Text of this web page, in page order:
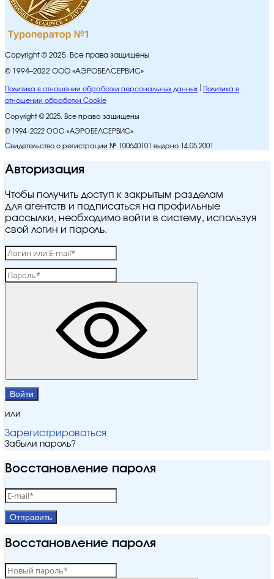
Copyright © 2025. Все права защищены
© 1994–2022 ООО «АЭРОБЕЛСЕРВИС»
Политика в отношении обработки персональных данных
Политика в
отношении обработки Cookie
Copyright © 2025. Все права защищены
© 1994–2022 ООО «АЭРОБЕЛСЕРВИС»
Свидетельство о регистрации № 100640101 выдано 14.05.2001
Авторизация
Чтобы получить доступ к закрытым разделам
для агентств и подписаться на профильные
рассылки, необходимо войти в систему, используя
свой логин и пароль.
Войти
или
Зарегистрироваться
Забыли пароль?
Восстановление пароля
Отправить
Восстановление пароля